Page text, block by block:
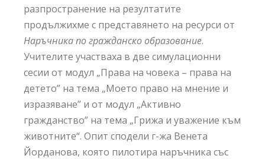
разпространение на резултатите
продължихме с представянето на ресурси от
Наръчника по гражданско образование.
Учителите участваха в две симулационни
сесии от модул „Права на човека – права на
детето” на тема „Моето право на мнение и
изразяване” и от модул „Активно
гражданство” на тема „Грижа и уважение към
животните“. Опит сподели г-жа Венета
Йорданова, която пилотира наръчника със